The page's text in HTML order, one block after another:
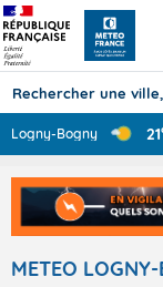
Logny-Bogny
METEO